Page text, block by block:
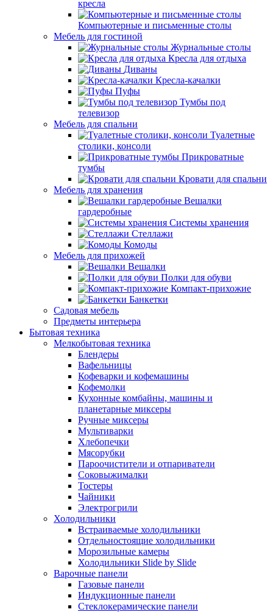
кресла
Компьютерные и письменные столы
Мебель для гостиной
Журнальные столы
Кресла для отдыха
Диваны
Кресла-качалки
Пуфы
Тумбы под
телевизор
Мебель для спальни
Туалетные
столики, консоли
Прикроватные
тумбы
Кровати для спальни
Мебель для хранения
Вешалки
гардеробные
Системы хранения
Стеллажи
Комоды
Мебель для прихожей
Вешалки
Полки для обуви
Компакт-прихожие
Банкетки
Садовая мебель
Предметы интерьера
Бытовая техника
Мелкобытовая техника
Блендеры
Вафельницы
Кофеварки и кофемашины
Кофемолки
Кухонные комбайны, машины и
планетарные миксеры
Ручные миксеры
Мультиварки
Хлебопечки
Мясорубки
Пароочистители и отпариватели
Соковыжималки
Тостеры
Чайники
Электрогрили
Холодильники
Встраиваемые холодильники
Отдельностоящие холодильники
Морозильные камеры
Холодильники Slide by Slide
Варочные панели
Газовые панели
Индукционные панели
Стеклокерамические панели